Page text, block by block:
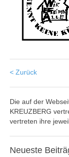
< Zurück
Die auf der
KREUZBERG
vertreten ihre
Neueste